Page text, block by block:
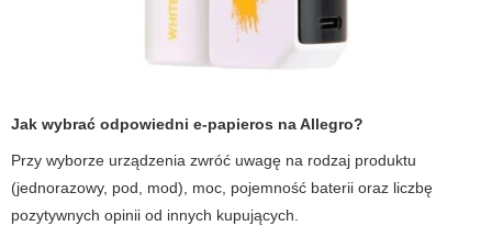
Jak wybrać odpowiedni e-papieros na Allegro?
Przy wyborze urządzenia zwróć uwagę na rodzaj produktu
(jednorazowy, pod, mod), moc, pojemność baterii oraz liczbę
pozytywnych opinii od innych kupujących.